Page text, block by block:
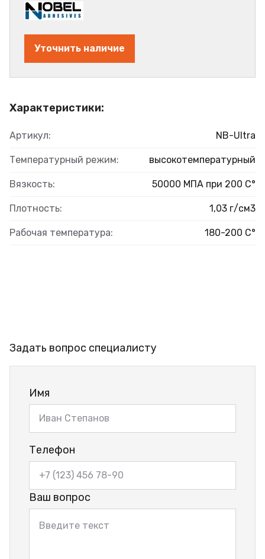
Характеристики:
Артикул: NB-Ultra
Температурный режим: высокотемпературный
Вязкость: 50000 МПА при 200 С°
Плотность: 1,03 г/см3
Рабочая температура: 180-200 С°
Уточнить наличие
Задать вопрос специалисту
Имя
Телефон
Ваш вопрос